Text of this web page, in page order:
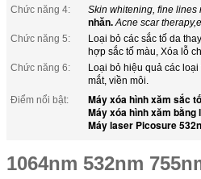
Chức năng 4:
Skin whitening, fine lines
nhăn. Acne scar therapy,e
Chức năng 5:
Loại bỏ các sắc tố da
hợp sắc tố màu, Xóa lỗ
Chức năng 6:
Loại bỏ hiệu quả các
mắt, viền môi.
Điểm nổi bật:
Máy xóa hình xăm sắc tố
Máy xóa hình xăm
Máy laser Picosure
1064nm 532nm